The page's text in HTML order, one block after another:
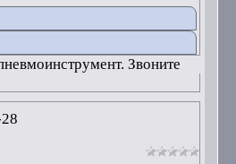
Звоните